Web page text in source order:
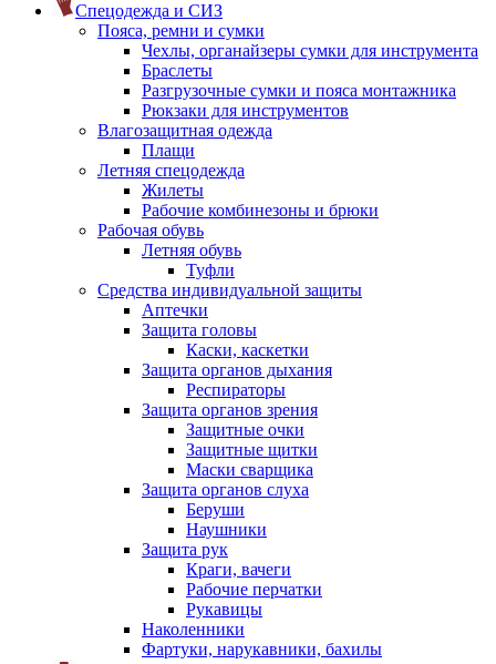
Спецодежда и СИЗ
Пояса, ремни и сумки
Чехлы, органайзеры сумки для инструмента
Браслеты
Разгрузочные сумки и пояса монтажника
Рюкзаки для инструментов
Влагозащитная одежда
Плащи
Летняя спецодежда
Жилеты
Рабочие комбинезоны и брюки
Рабочая обувь
Летняя обувь
Туфли
Средства индивидуальной защиты
Аптечки
Защита головы
Каски, каскетки
Защита органов дыхания
Респираторы
Защита органов зрения
Защитные очки
Защитные щитки
Маски сварщика
Защита органов слуха
Беруши
Наушники
Защита рук
Краги, вачеги
Рабочие перчатки
Рукавицы
Наколенники
Фартуки, нарукавники, бахилы